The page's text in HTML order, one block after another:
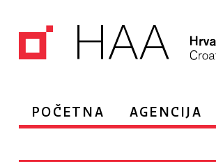
POČETNA AGENCIJA